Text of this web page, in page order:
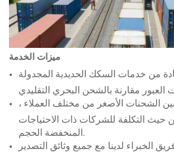
ميزات الخدمة
من خدمات السكك الحديدية المجدولة
الشحنات الأصغر من مختلف العملاء ،
حيث التكلفة للشركات ذات الاحتياجات
الخبراء لدينا مع جميع وثائق التصدير